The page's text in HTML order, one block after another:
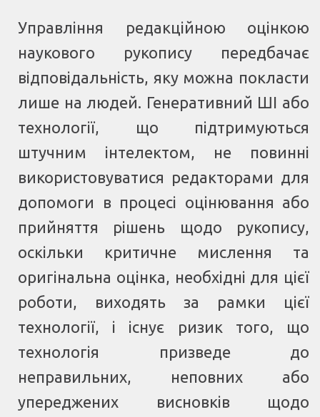
Управління редакційною оцінкою
наукового рукопису передбачає
відповідальність, яку можна покласти
лише на людей. Генеративний ШІ або
технології, що підтримуються
штучним інтелектом, не повинні
використовуватися редакторами для
допомоги в процесі оцінювання або
прийняття рішень щодо рукопису,
оскільки критичне мислення та
оригінальна оцінка, необхідні для цієї
роботи, виходять за рамки цієї
технології, і існує ризик того, що
технологія призведе до
неправильних, неповних або
упереджених висновків щодо